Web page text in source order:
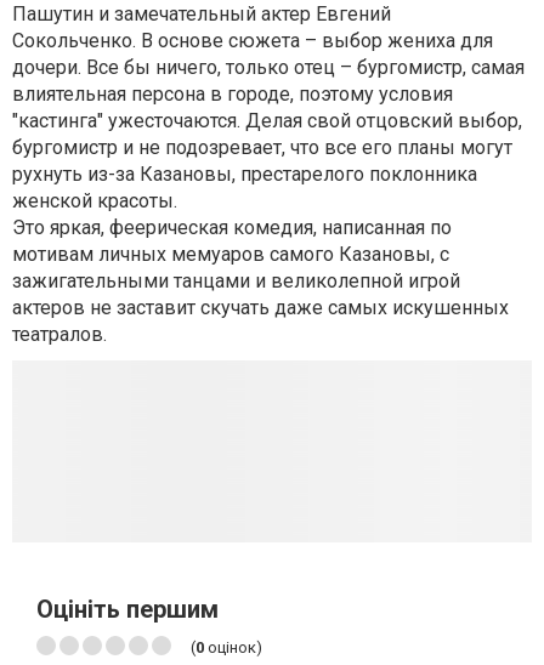
Пашутин и замечательный актер Евгений
Сокольченко. В основе сюжета – выбор жениха для
дочери. Все бы ничего, только отец – бургомистр, самая
влиятельная персона в городе, поэтому условия
"кастинга" ужесточаются. Делая свой отцовский выбор,
бургомистр и не подозревает, что все его планы могут
рухнуть из-за Казановы, престарелого поклонника
женской красоты.
Это яркая, феерическая комедия, написанная по
мотивам личных мемуаров самого Казановы, с
зажигательными танцами и великолепной игрой
актеров не заставит скучать даже самых искушенных
театралов.
Оцініть першим
(0 оцінок)